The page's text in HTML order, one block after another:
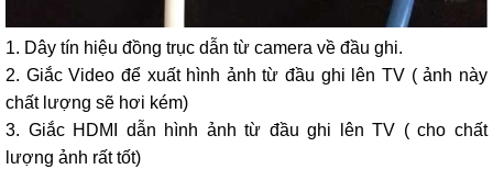
1. Dây tín hiệu đồng trục dẫn từ camera về đầu ghi.
2. Giắc Video để xuất hình ảnh từ đầu ghi lên TV ( ảnh này
chất lượng sẽ hơi kém)
3. Giắc HDMI dẫn hình ảnh từ đầu ghi lên TV ( cho chất
lượng ảnh rất tốt)